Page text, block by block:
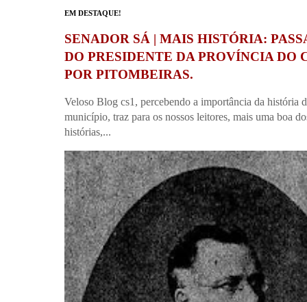
EM DESTAQUE!
SENADOR SÁ | MAIS HISTÓRIA:
DO PRESIDENTE DA PROVÍNCIA DO
POR PITOMBEIRAS.
Veloso Blog cs1, percebendo a importância da história
município, traz para os nossos leitores, mais uma boa
histórias,...